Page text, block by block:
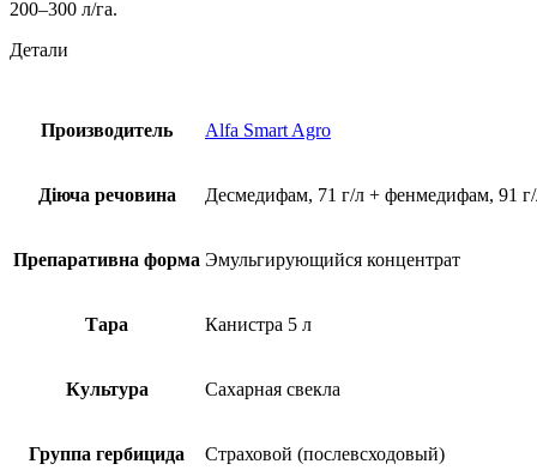
200–300 л/га.
Детали
Производитель Alfa Smart Agro
Діюча речовина Десмедифам, 71 г/л + фенмедифам, 91 г/
Препаративна форма Эмульгирующийся концентрат
Тара Канистра 5 л
Культура Сахарная свекла
Группа гербицида Страховой (послевсходовый)